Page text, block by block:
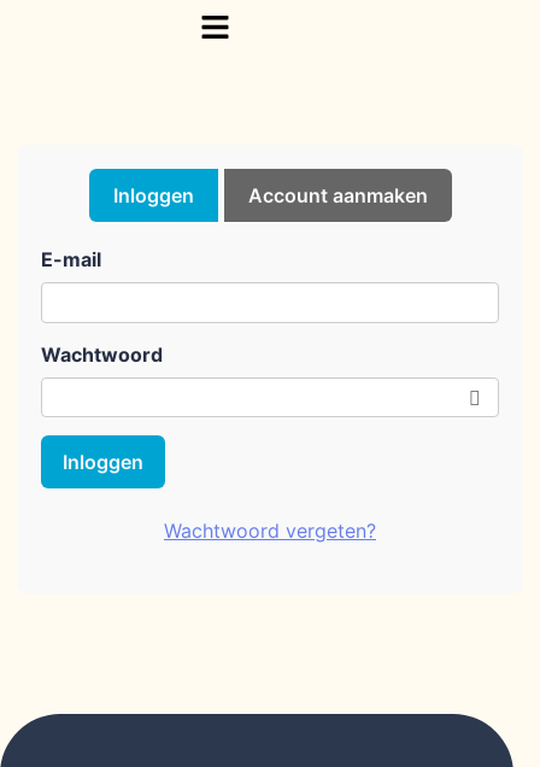
Inloggen Account aanmaken
E-mail
Wachtwoord
Inloggen
Wachtwoord vergeten?